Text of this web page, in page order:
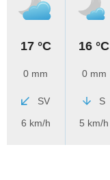
17 °C
0 mm
SV
6 km/h
16 °C
0 mm
S
5 km/h